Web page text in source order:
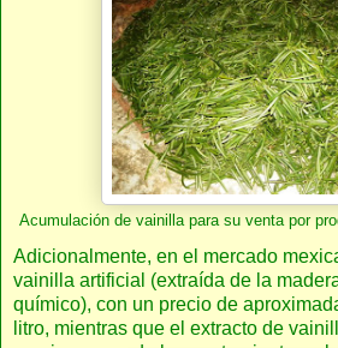
Acumulación de vainilla para su venta por
Adicionalmente, en el mercado
vainilla artificial (extraída de la
químico), con un precio de
litro, mientras que el extracto de